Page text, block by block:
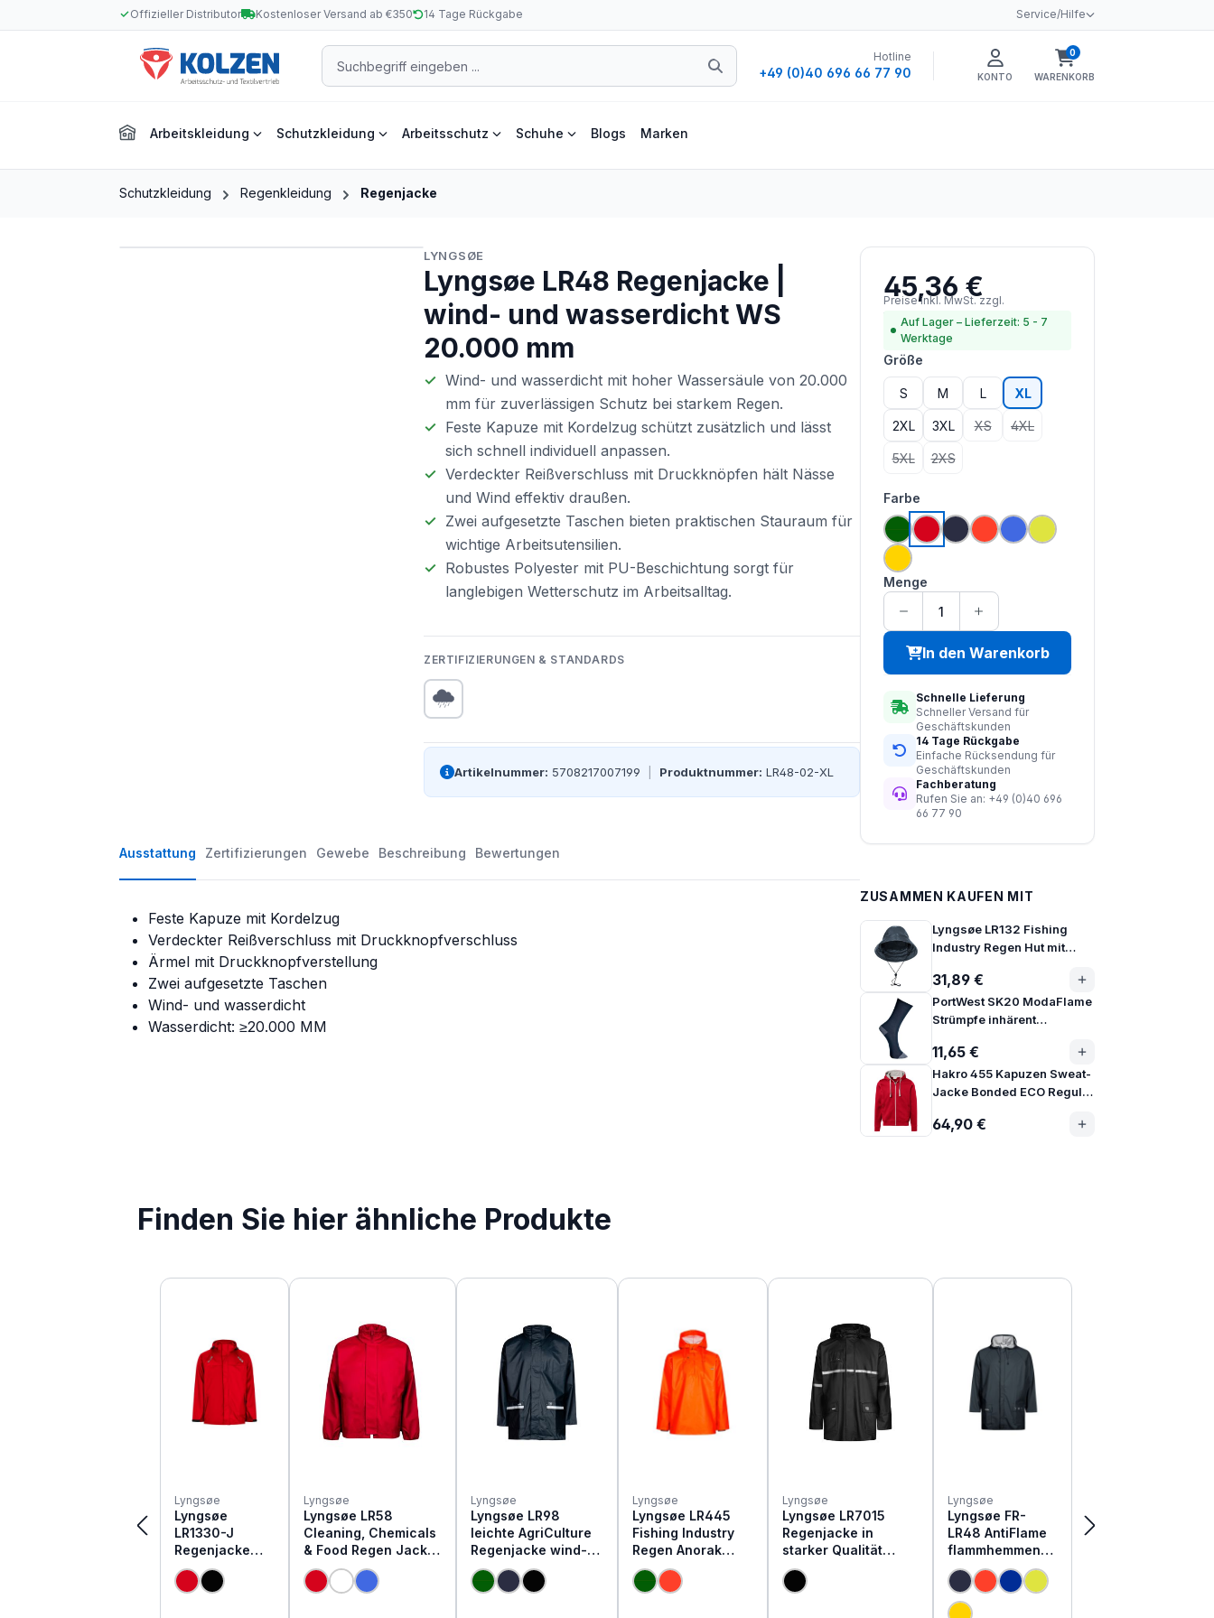
Hauptinhalt springen
Zur Suche springen
Zur Hauptnavigation springen
Offizieller Distributor Kostenloser Versand ab €350 14 Tage Rückgabe Service/Hilfe
Hotline
+49 (0)40 696 66 77 90 KONTO
0
WARENKORB
Warenkorb enthält
Arbeitskleidung Schutzkleidung Arbeitsschutz Schuhe Blogs Marken
Schutzkleidung Regenkleidung Regenjacke
LYNGSØE
Lyngsøe LR48 Regenjacke |
wind- und wasserdicht WS
20.000 mm
Wind- und wasserdicht mit hoher Wassersäule von 20.000
mm für zuverlässigen Schutz bei starkem Regen.
Feste Kapuze mit Kordelzug schützt zusätzlich und lässt
sich schnell individuell anpassen.
Verdeckter Reißverschluss mit Druckknöpfen hält Nässe
und Wind effektiv draußen.
Zwei aufgesetzte Taschen bieten praktischen Stauraum für
wichtige Arbeitsutensilien.
Robustes Polyester mit PU-Beschichtung sorgt für
langlebigen Wetterschutz im Arbeitsalltag.
ZERTIFIZIERUNGEN & STANDARDS
Artikelnummer: 5708217007199 Produktnummer: LR48-02-XL
Ausstattung Zertifizierungen Gewebe Beschreibung Bewertungen
Feste Kapuze mit Kordelzug
Verdeckter Reißverschluss mit Druckknopfverschluss
Ärmel mit Druckknopfverstellung
Zwei aufgesetzte Taschen
Wind- und wasserdicht
Wasserdicht: ≥20.000 MM
Regulärer Preis:
45,36 €
Preise inkl. MwSt. zzgl.
Versandkosten
Auf Lager – Lieferzeit: 5 - 7
Werktage
Größe
S M L XL
2XL 3XL XS(Diese Option ist zurzeit nicht verfügbar.)
4XL(Diese Option ist zurzeit nicht
5XL(Diese Option ist zurzeit nicht verfügbar.)
2XS(Diese Option ist zurzeit nicht verfügbar.)
Farbe
grünrot navyhi vis orange
royal blausaturn gelb
gelb
Menge
In den Warenkorb
Schnelle Lieferung
Schneller Versand für
Geschäftskunden
14 Tage Rückgabe
Einfache Rücksendung für
Geschäftskunden
Fachberatung
Rufen Sie an: +49 (0)40 696
66 77 90
ZUSAMMEN KAUFEN MIT
Lyngsøe LR132 Fishing
Industry Regen Hut mit
Fleecefutter
31,89 €
PortWest SK20 ModaFlame
Strümpfe inhärent
11,65 €
Hakro 455 Kapuzen Sweat-
Jacke Bonded ECO Regular
64,90 €
Finden Sie hier ähnliche Produkte
Produktgalerie überspringen
Lyngsøe
Lyngsøe
LR1330-J
Regenjacke
wind- und
wasserdicht
Lyngsøe
Lyngsøe LR58
Cleaning, Chemicals
& Food Regen Jacke
starke Qualität
Lyngsøe
Lyngsøe LR98
leichte AgriCulture
Regenjacke wind-
und wasserdicht
Lyngsøe
Lyngsøe LR445
Fishing Industry
Regen Anorak
schwere Qualität
Lyngsøe
Lyngsøe LR7015
Regenjacke in
starker Qualität
wind- und
wasserdicht
Lyngsøe
Lyngsøe FR-
LR48 AntiFlame
flammhemmende
Regen Jacke